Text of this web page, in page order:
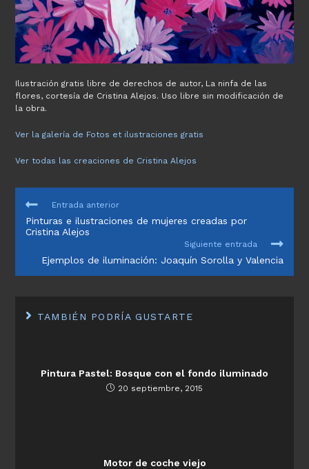
Ilustración gratis libre de derechos de autor, La ninfa de las
flores, cortesía de Cristina Alejos. Uso libre sin modificación de
la obra.
Ver la galería de Fotos et ilustraciones gratis
Ver todas las creaciones de Cristina Alejos
LEER
ARTÍCULOS
Entrada anterior
Pinturas e ilustraciones de mujeres creadas por
Cristina Alejos
Siguiente entrada
Ejemplos de iluminación: Joaquín Sorolla y Valencia
TAMBIÉN PODRÍA GUSTARTE
Pintura Pastel: Bosque con el fondo iluminado
20 septiembre, 2015
Motor de coche viejo